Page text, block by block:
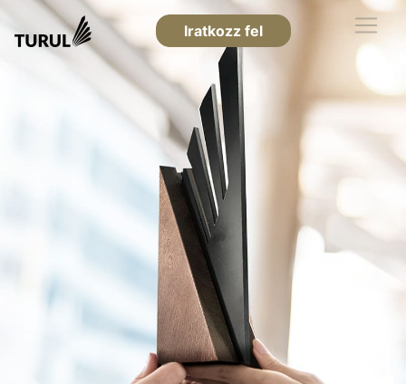
Iratkozz fel